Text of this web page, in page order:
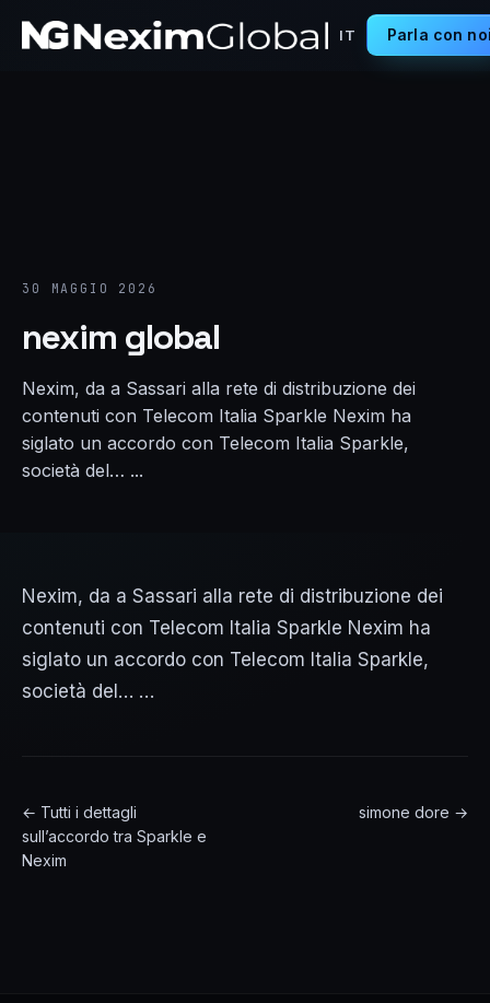
IT Parla con
30 MAGGIO 2026
nexim global
Nexim, da a Sassari alla rete di distribuzione dei
contenuti con Telecom Italia Sparkle Nexim ha
siglato un accordo con Telecom Italia Sparkle,
società del… ...
Nexim, da a Sassari alla rete di distribuzione dei
contenuti con Telecom Italia Sparkle Nexim ha
siglato un accordo con Telecom Italia Sparkle,
società del… …
← Tutti i dettagli
sull’accordo tra Sparkle e
Nexim
simone dore →